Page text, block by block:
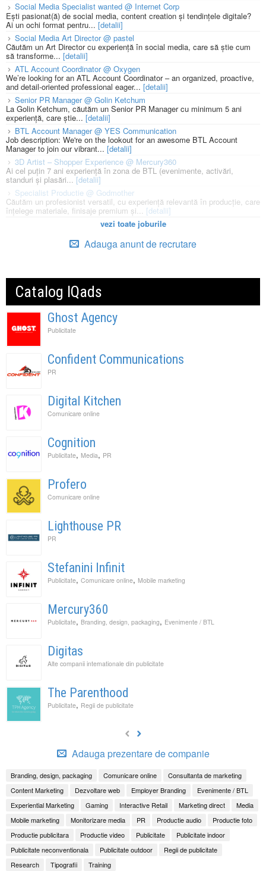
Social Media Specialist wanted @ Internet Corp
Ești pasionat(ă) de social media, content creation și tendințele digitale?
Ai un ochi format pentru... [detalii]
Social Media Art Director @ pastel
Căutăm un Art Director cu experiență în social media, care să știe cum
să transforme... [detalii]
ATL Account Coordinator @ Oxygen
We’re looking for an ATL Account Coordinator – an organized, proactive,
and detail-oriented professional eager... [detalii]
Senior PR Manager @ Golin Ketchum
La Golin Ketchum, căutăm un Senior PR Manager cu minimum 5 ani
experiență, care știe... [detalii]
BTL Account Manager @ YES Communication
Job description: We're on the lookout for an awesome BTL Account
Manager to join our vibrant... [detalii]
3D Artist – Shopper Experience @ Mercury360
Ai cel puțin 7 ani experiență în zona de BTL (evenimente, activări,
standuri și plasări...[detalii]
Specialist Productie @ Godmother
Căutăm un profesionist versatil, cu experiență relevantă în producție, care
înțelege materiale, finisaje premium și... [detalii]
vezi toate joburile
Adauga anunt de recrutare
Catalog IQads
Ghost Agency
Publicitate
Confident Communications
PR
Digital Kitchen
Comunicare online
Cognition
Publicitate, Media, PR
Profero
Comunicare online
Lighthouse PR
PR
Stefanini Infinit
Publicitate, Comunicare online, Mobile marketing
Mercury360
Publicitate, Branding, design, packaging, Evenimente / BTL
Digitas
Alte companii internationale din publicitate
The Parenthood
Publicitate, Regii de publicitate
Adauga prezentare de companie
Branding, design, packaging Comunicare online
Consultanta de marketing
Content Marketing
Dezvoltare web Employer Branding
Evenimente / BTL
Experiential Marketing
Gaming Interactive Retail Marketing direct
Media
Mobile marketing
Monitorizare media PR Productie audio
Productie foto
Productie publicitara
Productie video Publicitate
Publicitate indoor
Publicitate neconventionala
Publicitate outdoor
Regii de publicitate
Research
Tipografii Training